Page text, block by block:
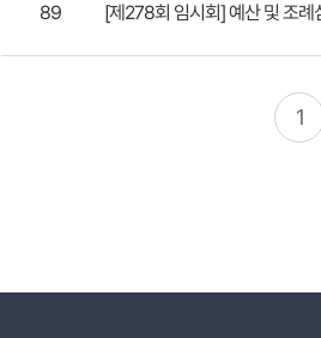
89 [제278회 임시회] 예산 및 조례
1